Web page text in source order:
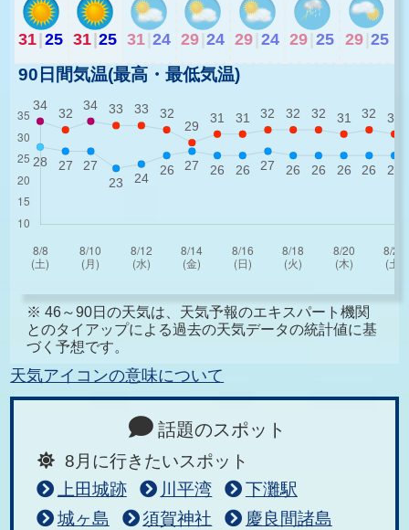
31|25 31|25 31 24 29 24 29 24 29 25 29 25
90日間気温(最高・最低気温)
※ 46～90日の天気は、天気予報のエキスパート機関
とのタイアップによる過去の天気データの統計値に基
づく予想です。
天気アイコンの意味について
話題のスポット
8月に行きたいスポット
上田城跡
川平湾
下灘駅
城ヶ島
須賀神社
慶良間諸島